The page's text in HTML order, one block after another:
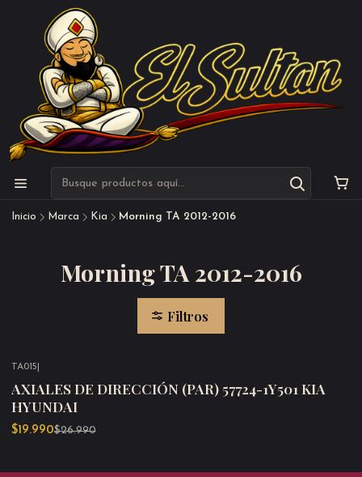
Inicio Marca Kia Morning TA 2012-2016
Morning TA 2012-2016
Filtros
TA015
AXIALES DE DIRECCIÓN (PAR) 57724-1Y501 KIA
HYUNDAI
$19.990$26.990